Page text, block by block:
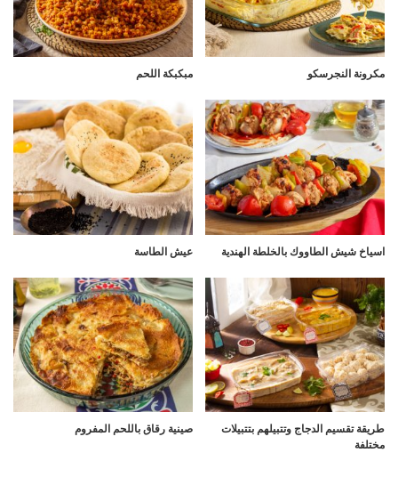
مكرونة النجرسكو مبكبكة اللحم
اسياخ شيش الطاووك بالخلطة الهندية عيش الطاسة
طريقة تقسيم الدجاج وتتبيلهم بتتبيلات
مختلفة
صينية رقاق باللحم المفروم